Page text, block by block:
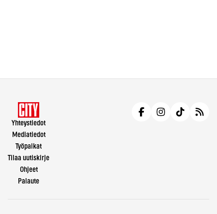
Yhteystiedot
Mediatiedot
Työpaikat
Tilaa uutiskirje
Ohjeet
Palaute